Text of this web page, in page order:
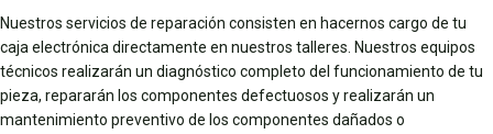
Nuestros servicios de reparación consisten en hacernos cargo de tu
caja electrónica directamente en nuestros talleres. Nuestros equipos
técnicos realizarán un diagnóstico completo del funcionamiento de tu
pieza, repararán los componentes defectuosos y realizarán un
mantenimiento preventivo de los componentes dañados o